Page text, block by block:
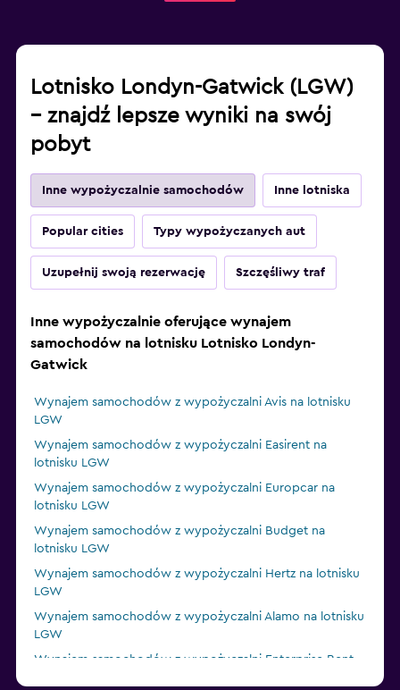
Lotnisko Londyn-Gatwick (LGW)
– znajdź lepsze wyniki na swój
pobyt
Inne wypożyczalnie samochodów Inne lotniska
Popular cities Typy wypożyczanych aut
Uzupełnij swoją rezerwację Szczęśliwy traf
Inne wypożyczalnie oferujące wynajem
samochodów na lotnisku Lotnisko Londyn-
Gatwick
Wynajem samochodów z wypożyczalni Avis na lotnisku
LGW
Wynajem samochodów z wypożyczalni Easirent na
lotnisku LGW
Wynajem samochodów z wypożyczalni Europcar na
lotnisku LGW
Wynajem samochodów z wypożyczalni Budget na
lotnisku LGW
Wynajem samochodów z wypożyczalni Hertz na lotnisku
LGW
Wynajem samochodów z wypożyczalni Alamo na lotnisku
LGW
Wynajem samochodów z wypożyczalni Enterprise Rent-